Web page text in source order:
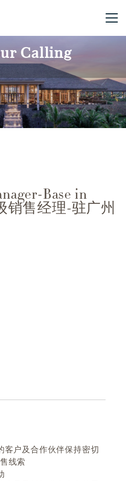
Main
Calling
Base in
销售经理-驻广州
to toggle section visibility
toggle section visibility
客户及合作伙伴保持密切
线索